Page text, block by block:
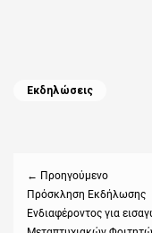
Categories
Εκδηλώσεις
← Προηγούμενο
Previous
post:
Πρόσκληση Εκδήλωσης
Ενδιαφέροντος για